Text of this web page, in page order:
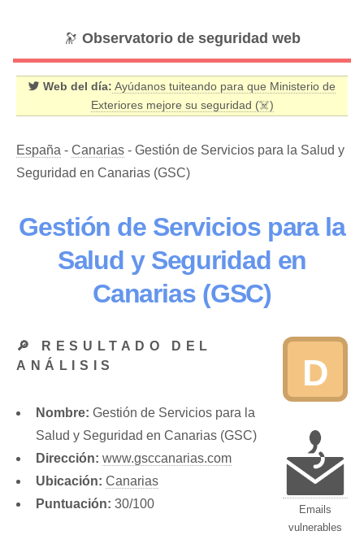
🔭 Observatorio de seguridad web
Web del día: Ayúdanos tuiteando para que Ministerio de
Exteriores mejore su seguridad (☠️)
España - Canarias - Gestión de Servicios para la Salud y
Seguridad en Canarias (GSC)
Gestión de Servicios para la
Salud y Seguridad en
Canarias (GSC)
D
Emails
vulnerables
🔎 RESULTADO DEL
ANÁLISIS
Nombre: Gestión de Servicios para la
Salud y Seguridad en Canarias (GSC)
Dirección: www.gsccanarias.com
Ubicación: Canarias
Puntuación: 30/100